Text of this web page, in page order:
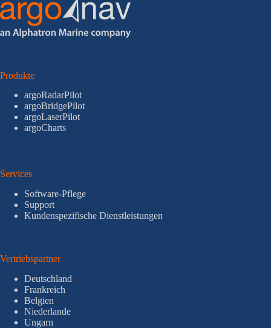
Produkte
argoRadarPilot
argoBridgePilot
argoLaserPilot
argoCharts
Services
Software-Pflege
Support
Kundenspezifische Dienstleistungen
Vertriebspartner
Deutschland
Frankreich
Belgien
Niederlande
Ungarn